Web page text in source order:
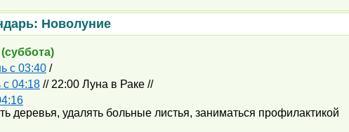
Новолуние
с 03:40 /
с 04:18 // 22:00 Луна в Раке //
деревья, удалять больные листья, заниматься профилактикой